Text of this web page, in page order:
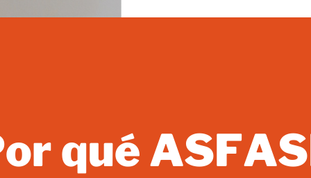
qué